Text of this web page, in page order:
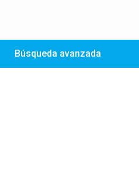
Búsqueda avanzada